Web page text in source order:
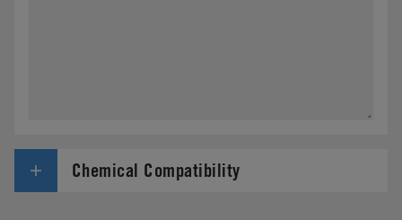
Chemical Compatibility